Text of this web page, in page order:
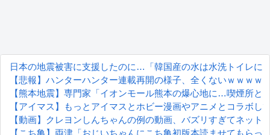
日本の地震被害に支援したのに…「韓国産の水は水洗トイレに
【悲報】ハンターハンター連載再開の様子、全くないｗｗｗｗ
【熊本地震】専門家「イオンモール熊本の爆心地に…喫煙所
【アイマス】もっとアイマスとホビー漫画やアニメとコラボし
【動画】クレヨンしんちゃんの例の動画、バズリすぎてネット